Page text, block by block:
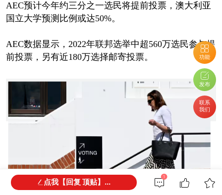
功能
发布
联系
我们
AEC预计今年约三分之一选民将提前投票，澳大利亚
国立大学预测比例或达50%。
AEC数据显示，2022年联邦选举中超560万选民参与提
前投票，另有近180万选择邮寄投票。
1
点我【回复 顶贴】...